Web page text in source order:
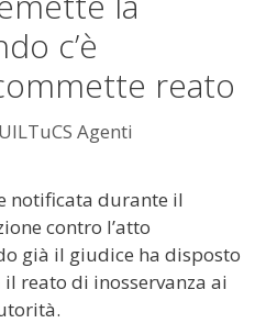
c’è
reato
UILTuCS Agenti
notificata durante il
contro l’atto
già il giudice ha disposto
reato di inosservanza ai